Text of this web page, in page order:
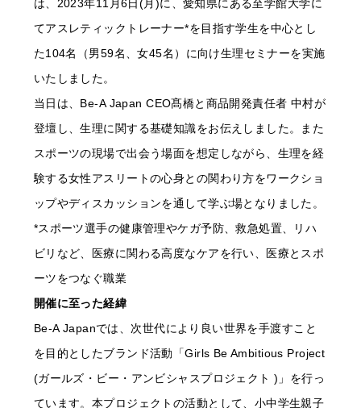
は、2023年11月6日(月)に、愛知県にある至学館大学に
てアスレティックトレーナー*を目指す学生を中心とし
た104名（男59名、女45名）に向け生理セミナーを実施
いたしました。
当日は、Be-A Japan CEO髙橋と商品開発責任者 中村が
登壇し、生理に関する基礎知識をお伝えしました。また
スポーツの現場で出会う場面を想定しながら、生理を経
験する女性アスリートの心身との関わり方をワークショ
ップやディスカッションを通して学ぶ場となりました。
*スポーツ選手の健康管理やケガ予防、救急処置、リハ
ビリなど、医療に関わる高度なケアを行い、医療とスポ
ーツをつなぐ職業
開催に至った経緯
Be-A Japanでは、次世代により良い世界を手渡すこと
を目的としたブランド活動「Girls Be Ambitious Project
(ガールズ・ビー・アンビシャスプロジェクト )」を行っ
ています。本プロジェクトの活動として、小中学生親子